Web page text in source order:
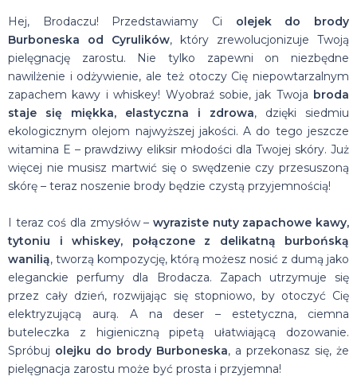
Hej, Brodaczu! Przedstawiamy Ci olejek do brody
Burboneska od Cyrulików, który zrewolucjonizuje Twoją
pielęgnację zarostu. Nie tylko zapewni on niezbędne
nawilżenie i odżywienie, ale też otoczy Cię niepowtarzalnym
zapachem kawy i whiskey! Wyobraź sobie, jak Twoja broda
staje się miękka, elastyczna i zdrowa, dzięki siedmiu
ekologicznym olejom najwyższej jakości. A do tego jeszcze
witamina E – prawdziwy eliksir młodości dla Twojej skóry. Już
więcej nie musisz martwić się o swędzenie czy przesuszoną
skórę – teraz noszenie brody będzie czystą przyjemnością!
I teraz coś dla zmysłów – wyraziste nuty zapachowe kawy,
tytoniu i whiskey, połączone z delikatną burbońską
wanilią, tworzą kompozycję, którą możesz nosić z dumą jako
eleganckie perfumy dla Brodacza. Zapach utrzymuje się
przez cały dzień, rozwijając się stopniowo, by otoczyć Cię
elektryzującą aurą. A na deser – estetyczna, ciemna
buteleczka z higieniczną pipetą ułatwiającą dozowanie.
Spróbuj olejku do brody Burboneska, a przekonasz się, że
pielęgnacja zarostu może być prosta i przyjemna!